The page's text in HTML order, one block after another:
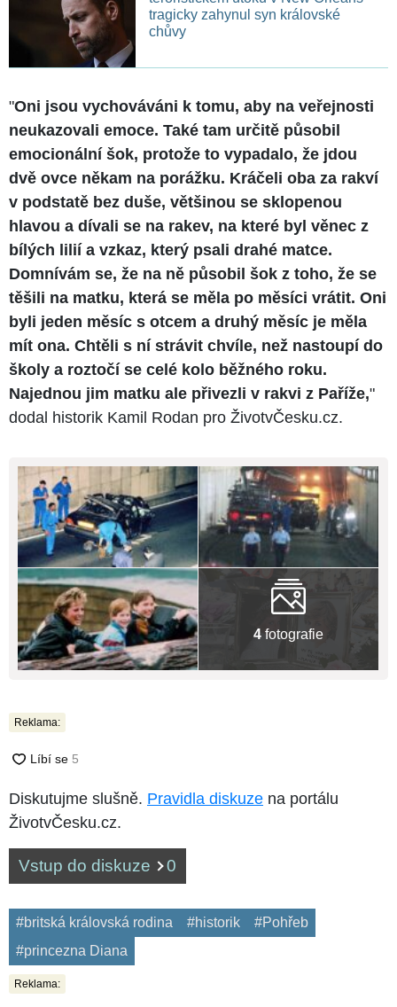
tragicky zahynul syn královské
chůvy
"Oni jsou vychováváni k tomu, aby na veřejnosti
neukazovali emoce. Také tam určitě působil
emocionální šok, protože to vypadalo, že jdou
dvě ovce někam na porážku. Kráčeli oba za rakví
v podstatě bez duše, většinou se sklopenou
hlavou a dívali se na rakev, na které byl věnec z
bílých lilií a vzkaz, který psali drahé matce.
Domnívám se, že na ně působil šok z toho, že se
těšili na matku, která se měla po měsíci vrátit. Oni
byli jeden měsíc s otcem a druhý měsíc je měla
mít ona. Chtěli s ní strávit chvíle, než nastoupí do
školy a roztočí se celé kolo běžného roku.
Najednou jim matku ale přivezli v rakvi z Paříže,"
dodal historik Kamil Rodan pro ŽivotvČesku.cz.
4 fotografie
Reklama:
Diskutujme slušně. Pravidla diskuze na portálu
ŽivotvČesku.cz.
Vstup do diskuze 0
#britská královská rodina #historik
#Pohřeb
#princezna Diana
Reklama: